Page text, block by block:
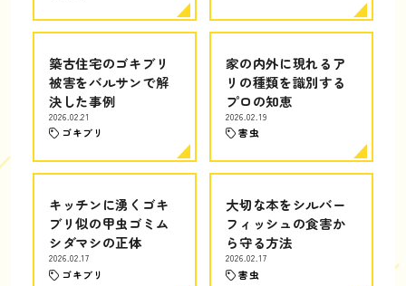
築古住宅のゴキブリ
被害をバルサンで解
決した事例
2026.02.21
ゴキブリ
家の内外に現れるア
リの種類を識別する
プロの知恵
2026.02.19
害虫
キッチンに湧くゴキ
ブリ似の甲虫ゴミム
シダマシの正体
2026.02.17
ゴキブリ
大切な本をシルバー
フィッシュの食害か
ら守る方法
2026.02.17
害虫